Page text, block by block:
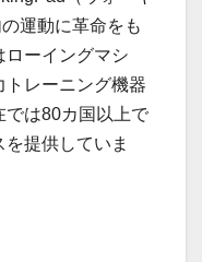
運動に革命をも
ローイングマシ
トレーニング機器
では80カ国以上で
提供していま